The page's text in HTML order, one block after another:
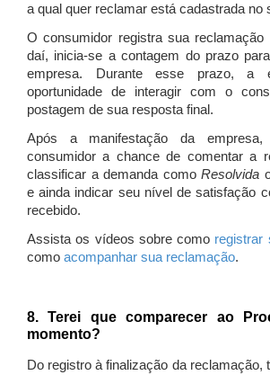
a qual quer reclamar está cadastrada no
O consumidor registra sua
daí, inicia-se a contagem do prazo
empresa. Durante esse prazo, a
oportunidade de interagir com o
postagem de sua resposta final.
Após a manifestação da
consumidor a chance de comentar a
classificar a demanda comoResolvida
e ainda indicar seu nível de satisfação
recebido.
Assista os vídeos sobre como registrar
como acompanhar sua reclamação.
8. Terei que comparecer ao
momento?
Do registro à finalização da reclamação,